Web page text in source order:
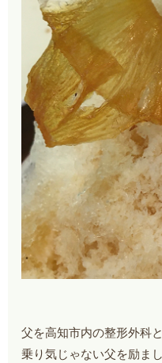
父を高知市内の整形外科
乗り気じゃない父を励ま